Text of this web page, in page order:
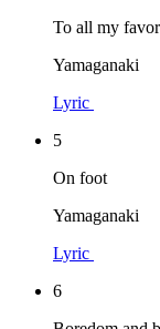
To all my
Yamaganaki
Lyric
5
On foot
Yamaganaki
Lyric
6